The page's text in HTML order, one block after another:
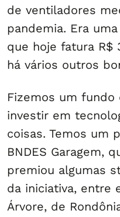
de ventiladores
pandemia. Era
que hoje fatura R$
há vários outros
Fizemos um fundo
investir em
coisas. Temos um
BNDES Garagem,
premiou algumas
da iniciativa, entre
Árvore, de